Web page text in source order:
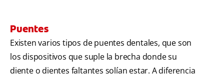
Puentes
Existen varios tipos de puentes dentales, que son
los dispositivos que suple la brecha donde su
diente o dientes faltantes solían estar. A diferencia